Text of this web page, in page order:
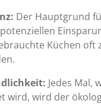
Der Hauptgrund
Küchen oft
Jedes Mal,
wird, wird der